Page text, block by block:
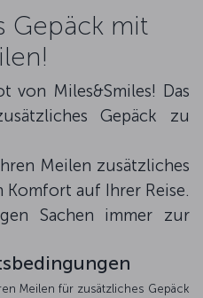
Gepäck mit
von Miles&Smiles! Das
Gepäck zu
Meilen zusätzliches
Komfort auf Ihrer Reise.
Sachen immer zur
Meilen für zusätzliches Gepäck